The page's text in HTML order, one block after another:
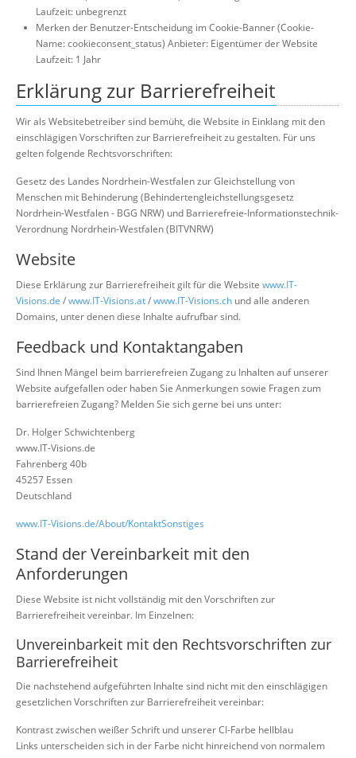
Laufzeit: unbegrenzt
Merken der Benutzer-Entscheidung im Cookie-Banner (Cookie-
Name: cookieconsent_status) Anbieter: Eigentümer der Website
Laufzeit: 1 Jahr
Erklärung zur Barrierefreiheit
Wir als Websitebetreiber sind bemüht, die Website in Einklang mit den
einschlägigen Vorschriften zur Barrierefreiheit zu gestalten. Für uns
gelten folgende Rechtsvorschriften:
Gesetz des Landes Nordrhein-Westfalen zur Gleichstellung von
Menschen mit Behinderung (Behindertengleichstellungsgesetz
Nordrhein-Westfalen - BGG NRW) und Barrierefreie-Informationstechnik-
Verordnung Nordrhein-Westfalen (BITVNRW)
Website
Diese Erklärung zur Barrierefreiheit gilt für die Website www.IT-
Visions.de /www.IT-Visions.at/www.IT-Visions.ch und alle anderen
Domains, unter denen diese Inhalte aufrufbar sind.
Feedback und Kontaktangaben
Sind Ihnen Mängel beim barrierefreien Zugang zu Inhalten auf unserer
Website aufgefallen oder haben Sie Anmerkungen sowie Fragen zum
barrierefreien Zugang? Melden Sie sich gerne bei uns unter:
Dr. Holger Schwichtenberg
www.IT-Visions.de
Fahrenberg 40b
45257 Essen
Deutschland
www.IT-Visions.de/About/KontaktSonstiges
Stand der Vereinbarkeit mit den
Anforderungen
Diese Website ist nicht vollständig mit den Vorschriften zur
Barrierefreiheit vereinbar. Im Einzelnen:
Unvereinbarkeit mit den Rechtsvorschriften zur
Barrierefreiheit
Die nachstehend aufgeführten Inhalte sind nicht mit den einschlägigen
gesetzlichen Vorschriften zur Barrierefreiheit vereinbar:
Kontrast zwischen weißer Schrift und unserer CI-Farbe hellblau
Links unterscheiden sich in der Farbe nicht hinreichend von normalem